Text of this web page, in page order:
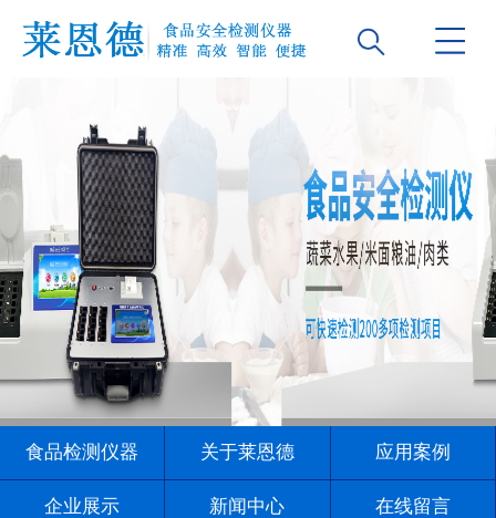
食品检测仪器 关于莱恩德 应用案例
企业展示 新闻中心 在线留言